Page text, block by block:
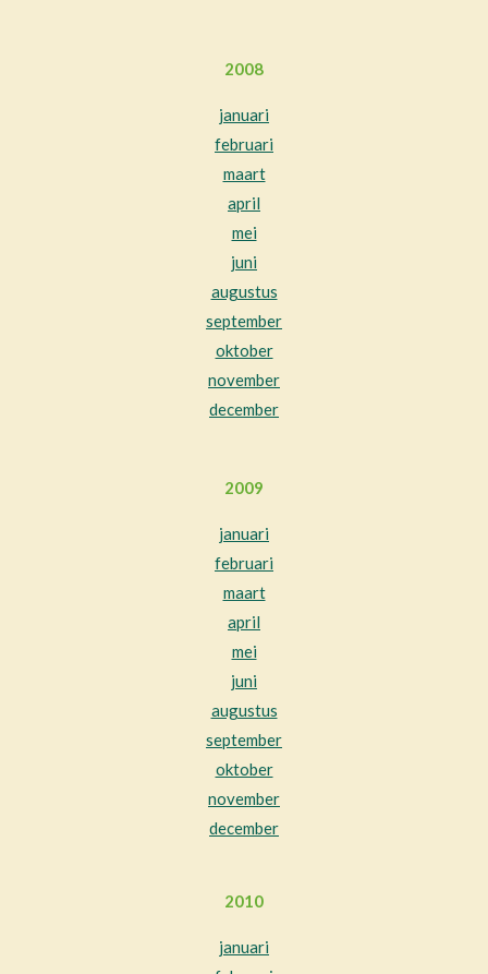
2008
januari
februari
maart
april
mei
juni
augustus
september
oktober
november
december
2009
januari
februari
maart
april
mei
juni
augustus
september
oktober
november
december
2010
januari